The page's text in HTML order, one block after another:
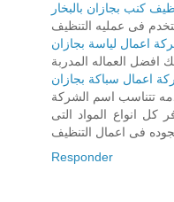
كنب بجازان بالبخار
فى عمليه التنظيف
اعمال لياسة بجازان
افضل العماله المدربة
اعمال سباكة بجازان
تتناسب اسم الشركة
كل انواع المواد التى
فى اعمال التنظيف
Responder